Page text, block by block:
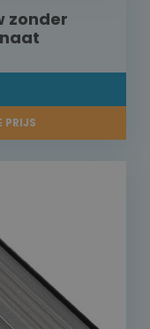
zonder
PRIJS